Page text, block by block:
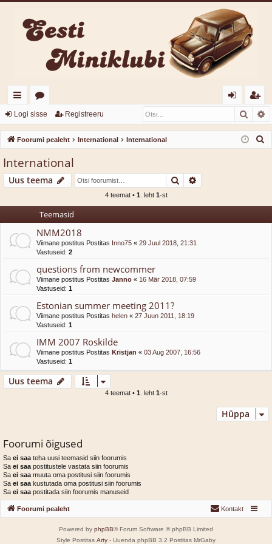
iirl
in
gi
d
o
or
u
mi
d
i
sis
eg
ist
re
Logi sisse Registreeru Otsi
Foorumi pealeht International International
International
Uus teema Otsi
4 teemat • 1 . leht 1-st
Teemasid
NMM2018
Viimane postitus Postitas Inno75 « 29 Juul 2018, 21:31
Vastuseid: 2
questions from newcommer
Viimane postitus Postitas Janno « 16 Mär 2018, 07:59
Vastuseid: 1
Estonian summer meeting 2011?
Viimane postitus Postitas helen « 27 Juun 2011, 18:19
Vastuseid: 1
IMM 2007 Roskilde
Viimane postitus Postitas Kristjan « 03 Aug 2007, 16:56
Vastuseid: 1
Uus teema
4 teemat • 1 . leht 1-st
Hüppa
Foorumi õigused
Sa ei saa teha uusi teemasid siin foorumis
Sa ei saa postitustele vastata siin foorumis
Sa ei saa muuta oma postitusi siin foorumis
Sa ei saa kustutada oma postitusi siin foorumis
Sa ei saa postitada siin foorumis manuseid
Foorumi pealeht Kontakt
Powered by phpBB® Forum Software © phpBB Limited
Style Postitas Arty - Uuenda phpBB 3.2 Postitas MrGaby